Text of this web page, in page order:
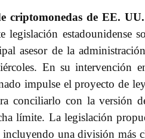
criptomonedas de EE. UU.
estadounidense
asesor de la
En su intervención
impulse el proyecto de
conciliarlo con la versión
límite. La legislación
incluyendo una división más